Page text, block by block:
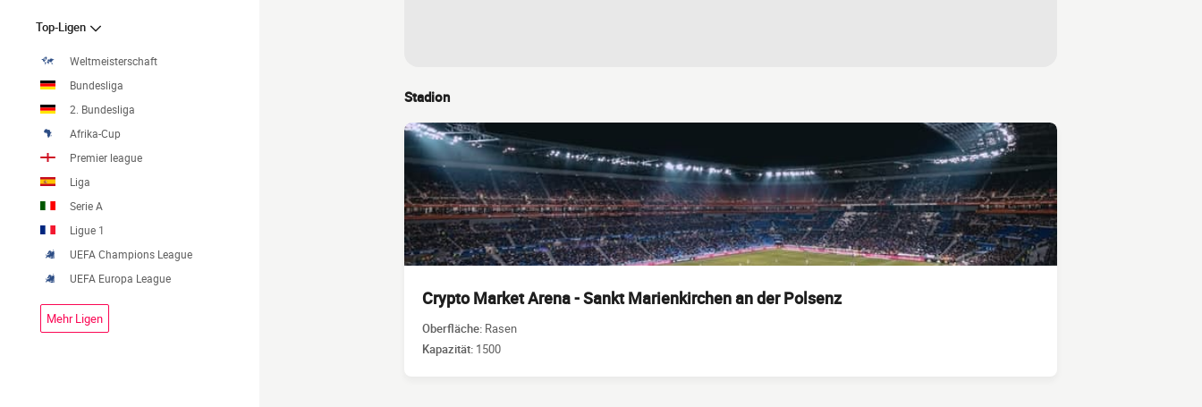
Top-Ligen
Weltmeisterschaft
Bundesliga
2. Bundesliga
Afrika-Cup
Premier league
Liga
Serie A
Ligue 1
UEFA Champions League
UEFA Europa League
Mehr Ligen
Stadion
Crypto Market Arena - Sankt Marienkirchen an der Polsenz
Oberfläche: Rasen
Kapazität: 1500